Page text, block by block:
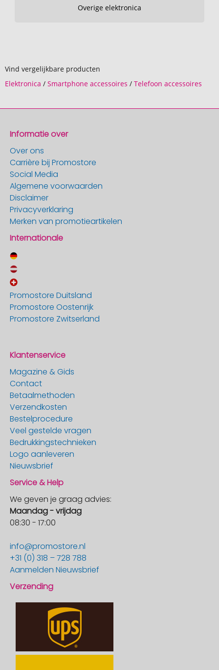
Overige elektronica
Vind vergelijkbare producten
Elektronica / Smartphone accessoires / Telefoon accessoires
Informatie over
Over ons
Carrière bij Promostore
Social Media
Algemene voorwaarden
Disclaimer
Privacyverklaring
Merken van promotieartikelen
Internationale
Promostore Duitsland
Promostore Oostenrijk
Promostore Zwitserland
Klantenservice
Magazine & Gids
Contact
Betaalmethoden
Verzendkosten
Bestelprocedure
Veel gestelde vragen
Bedrukkingstechnieken
Logo aanleveren
Nieuwsbrief
Service & Help
We geven je graag advies:
Maandag - vrijdag
08:30 - 17:00
info@promostore.nl
+31 (0) 318 – 728 788
Aanmelden Nieuwsbrief
Verzending